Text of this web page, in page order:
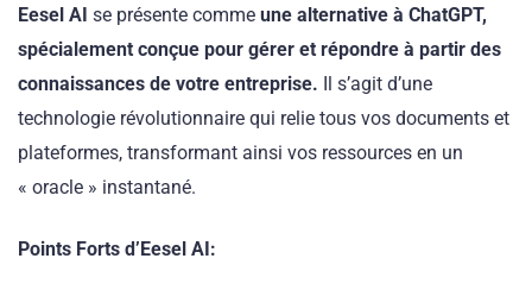
Eesel AI se présente comme une alternative à ChatGPT,
spécialement conçue pour gérer et répondre à partir des
connaissances de votre entreprise. Il s’agit d’une
technologie révolutionnaire qui relie tous vos documents et
plateformes, transformant ainsi vos ressources en un
« oracle » instantané.
Points Forts d’Eesel AI: